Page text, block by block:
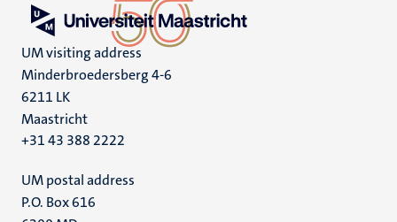
UM visiting address
Minderbroedersberg 4-6
6211 LK
Maastricht
+31 43 388 2222
UM postal address
P.O. Box 616